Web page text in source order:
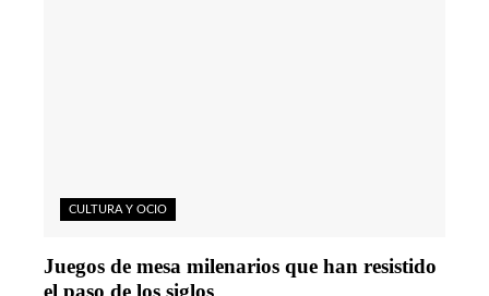
CULTURA Y OCIO
Juegos de mesa milenarios que han resistido
el paso de los siglos